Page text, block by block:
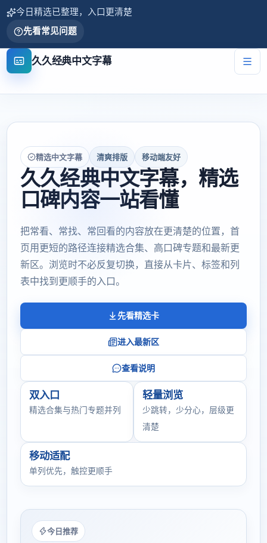
今日精选已整理，入口更清楚
先看常见问题
久久经典中文字幕
精选中文字幕 清爽排版 移动端友好
久久经典中文字幕，精选
口碑内容一站看懂
把常看、常找、常回看的内容放在更清楚的位置，首
页用更短的路径连接精选合集、高口碑专题和最新更
新区。浏览时不必反复切换，直接从卡片、标签和列
表中找到更顺手的入口。
先看精选卡
进入最新区
查看说明
双入口
精选合集与热门专题并列
轻量浏览
少跳转，少分心，层级更
清楚
移动适配
单列优先，触控更顺手
今日推荐